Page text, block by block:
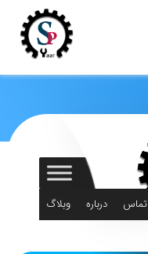
تماس
درباره
وبلاگ